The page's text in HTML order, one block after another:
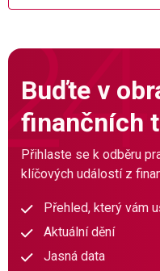
Buďte v
finančních
Přihlaste se k odběru
klíčových událostí z
Přehled, který vám
Aktuální dění
Jasná data